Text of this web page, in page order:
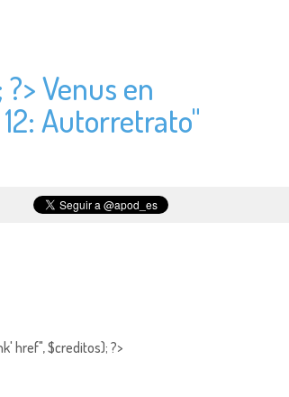
Venus en
Autorretrato"
href", $creditos); ?>